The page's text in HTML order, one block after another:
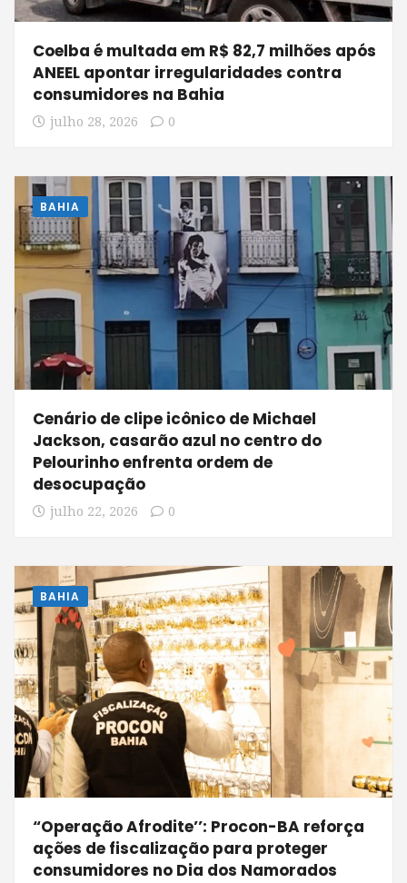
Coelba é multada em R$ 82,7 milhões após
ANEEL apontar irregularidades contra
consumidores na Bahia
julho 28, 2026 0
BAHIA
Cenário de clipe icônico de Michael
Jackson, casarão azul no centro do
Pelourinho enfrenta ordem de
desocupação
julho 22, 2026 0
BAHIA
“Operação Afrodite’’: Procon-BA reforça
ações de fiscalização para proteger
consumidores no Dia dos Namorados